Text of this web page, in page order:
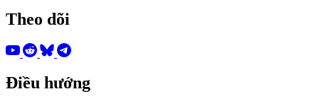
Theo dõi
Điều hướng